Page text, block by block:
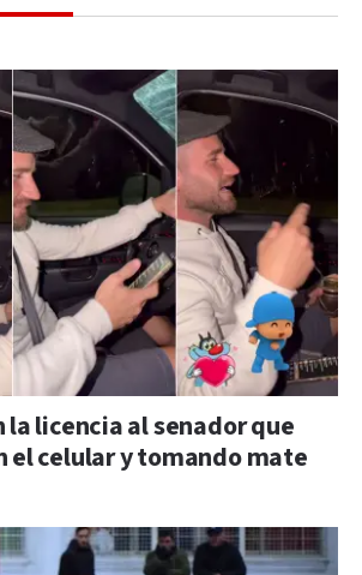
la licencia al senador que
el celular y tomando mate